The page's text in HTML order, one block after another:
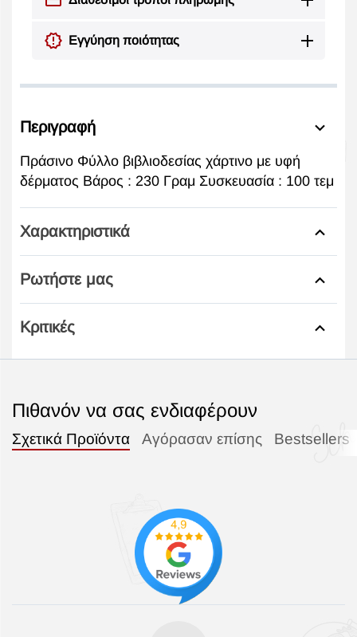
Εγγύηση ποιότητας
Περιγραφή
Πράσινο Φύλλο βιβλιοδεσίας χάρτινο με υφή
δέρματος Βάρος : 230 Γραμ Συσκευασία : 100 τεμ
Χαρακτηριστικά
Ρωτήστε μας
Κριτικές
Πιθανόν να σας ενδιαφέρουν
Σχετικά Προϊόντα Αγόρασαν επίσης Bestsellers